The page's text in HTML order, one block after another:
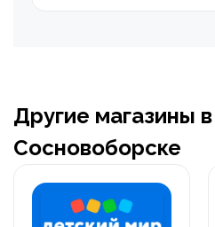
Другие магазины в
Сосновоборске